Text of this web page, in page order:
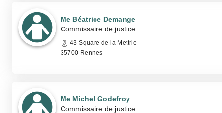
Me Béatrice Demange
Commissaire de justice
43 Square de la Mettrie
35700 Rennes
Me Michel Godefroy
Commissaire de justice